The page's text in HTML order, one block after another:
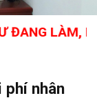
KẾ
phí nhân